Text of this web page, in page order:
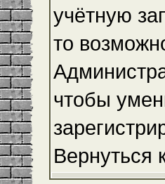
учётную
то
чтобы
Вернуться